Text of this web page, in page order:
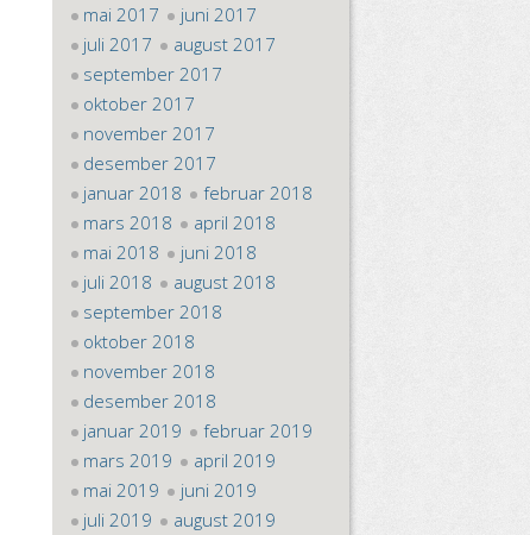
mai 2017
juni 2017
juli 2017
august 2017
september 2017
oktober 2017
november 2017
desember 2017
januar 2018
februar 2018
mars 2018
april 2018
mai 2018
juni 2018
juli 2018
august 2018
september 2018
oktober 2018
november 2018
desember 2018
januar 2019
februar 2019
mars 2019
april 2019
mai 2019
juni 2019
juli 2019
august 2019